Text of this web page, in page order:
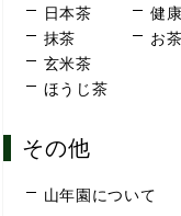
日本茶
抹茶
玄米茶
ほうじ茶
健
お
その他
山年園について